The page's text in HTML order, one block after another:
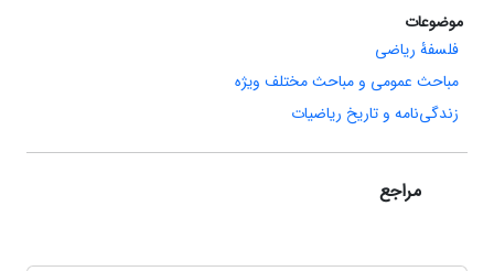
موضوعات
فلسفۀ ریاضی
مباحث عمومی و مباحث مختلف ویژه
زندگی‌نامه و تاریخ ریاضیات
مراجع